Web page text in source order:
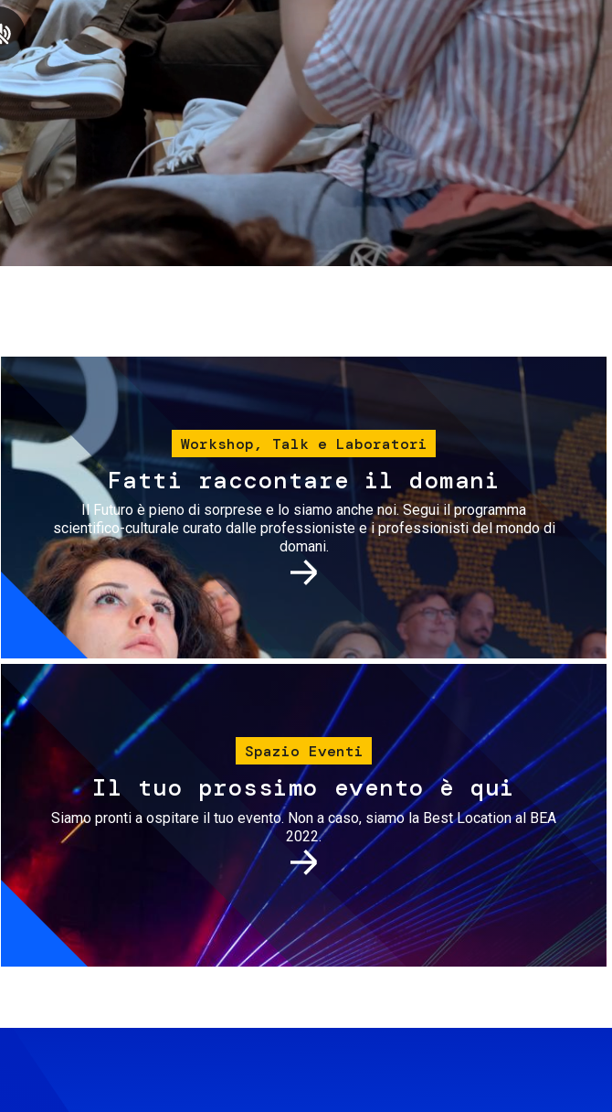
Servizi e accessibilità
Contatti
Biglietti
Immagine
Workshop, Talk e Laboratori
Fatti raccontare il domani
Il Futuro è pieno di sorprese e lo siamo anche noi. Segui il programma
scientifico-culturale curato dalle professioniste e i professionisti del mondo di
domani.
Immagine
Spazio Eventi
Il tuo prossimo evento è qui
Siamo pronti a ospitare il tuo evento. Non a caso, siamo la Best Location al BEA
2022.